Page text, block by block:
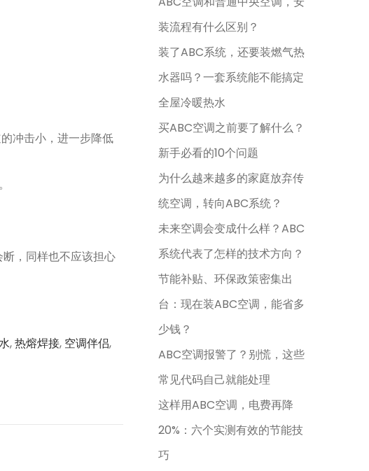
冲击小，进一步降低
，同样也不应该担心
,热熔焊接, 空调伴侣,
装流程有什么区别？
装了ABC系统，还要装燃气热
水器吗？一套系统能不能搞定
全屋冷暖热水
买ABC空调之前要了解什么？
新手必看的10个问题
为什么越来越多的家庭放弃传
统空调，转向ABC系统？
未来空调会变成什么样？ABC
系统代表了怎样的技术方向？
节能补贴、环保政策密集出
台：现在装ABC空调，能省多
少钱？
ABC空调报警了？别慌，这些
常见代码自己就能处理
这样用ABC空调，电费再降
20%：六个实测有效的节能技
巧